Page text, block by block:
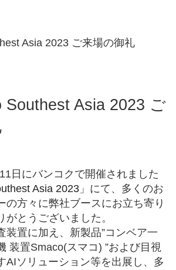
Asia 2023 ご来場の御礼
Southest Asia 2023 ご
日にバンコクで開催されました
Asia 2023」にて、多くのお
の方々に弊社ブースにお立ち寄り
がとうございました。
装置に加え、新製品”コンベア一
装置Smaco(スマコ) ”および目視
AIソリューション等を出展し、多